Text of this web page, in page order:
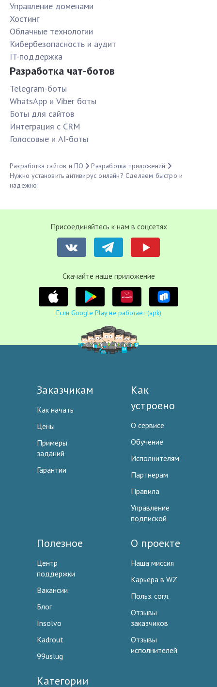
Управление доменами
Хостинг
Облачные технологии
Кибербезопасность и аудит
IT-поддержка
Разработка чат-ботов
Telegram-боты
WhatsApp и Viber боты
Боты для сайтов
Интеграция с CRM
Голосовые и AI-боты
Разработка сайтов и ПО
Разработка приложений
Нужно установить антивирус онлайн? Сделаем быстро и
надежно!
Присоединяйтесь к нам в соцсетях
Cкачайте наше приложение
Если Google Play не работает (apk)
Заказчикам
Как начать
Цены
Примеры
заданий
Гарантии
Как
устроено
О сервисе
Обучение
Исполнителям
Партнерам
Правила
Управление
подпиской
Полезное
Центр
поддержки
Вакансии
Блог
Insolvo
Kadrout
99uslug
О проекте
Наша миссия
Карьера в WZ
Польз. согл.
Отзывы
заказчиков
Отзывы
исполнителей
Категории